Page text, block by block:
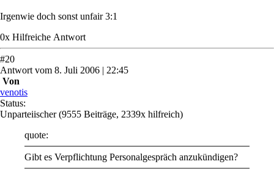
Irgenwie doch sonst unfair 3:1
0x Hilfreiche Antwort
#20
Antwort vom 8. Juli 2006 | 22:45
Von
venotis
Status:
Unparteiischer (9555 Beiträge, 2339x hilfreich)
quote:
Gibt es Verpflichtung Personalgespräch anzukündigen?